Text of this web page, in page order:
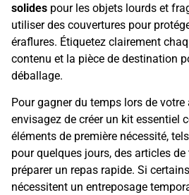
solides pour les objets lourds et
utiliser des couvertures pour
éraflures. Étiquetez clairement
contenu et la pièce de destination
déballage.
Pour gagner du temps lors de votre
envisagez de créer un kit essentiel
éléments de première nécessité,
pour quelques jours, des articles
préparer un repas rapide. Si
nécessitent un entreposage